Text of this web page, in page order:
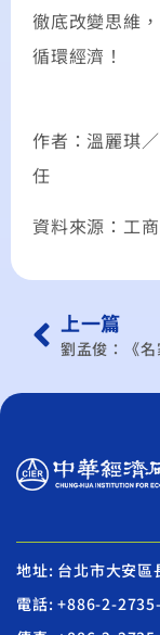
徹底改變思維
循環經濟！
作者：溫麗琪
任
資料來源：工
上一篇
地址: 台北市大安區
電話: +886-2-